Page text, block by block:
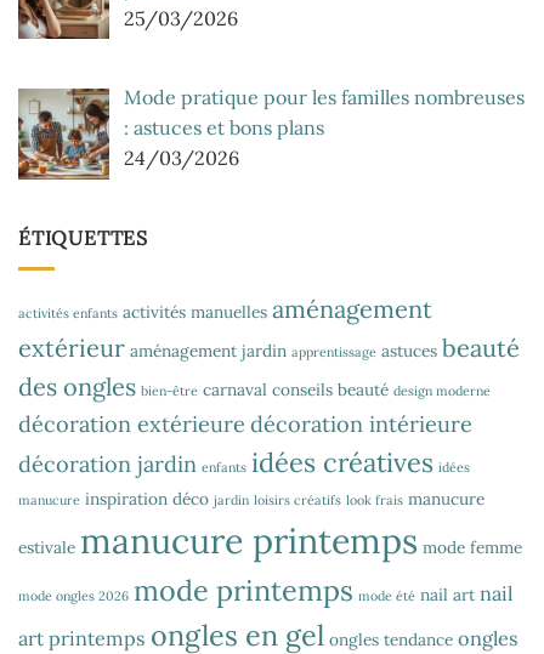
25/03/2026
Mode pratique pour les familles nombreuses
: astuces et bons plans
24/03/2026
ÉTIQUETTES
activités enfants activités manuelles aménagement
extérieur aménagement jardin apprentissage astuces beauté
des ongles bien-être carnaval conseils beauté design moderne
décoration extérieure décoration intérieure
décoration jardin enfants idées créatives idées
manucure inspiration déco jardin loisirs créatifs look frais manucure
estivale manucure printemps mode femme
mode ongles 2026 mode printemps mode été nail art nail
art printemps ongles en gel ongles tendance ongles